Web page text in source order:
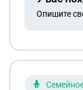
Опишите